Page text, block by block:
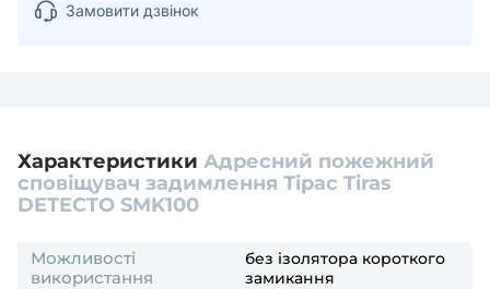
Замовити дзвінок
Характеристики Адресний пожежний
сповіщувач задимлення Тірас Tiras
DETECTO SMK100
Можливості
використання
без ізолятора короткого
замикання